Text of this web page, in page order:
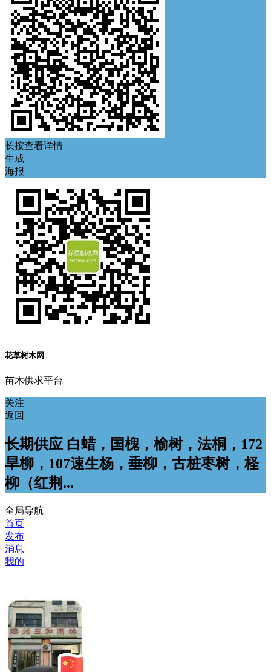
长按查看详情
生成
海报
花草树木网
苗木供求平台
关注
返回
长期供应 白蜡，国槐，榆树，法桐，172
旱柳，107速生杨，垂柳，古桩枣树，柽
柳（红荆...
全局导航
首页
发布
消息
我的